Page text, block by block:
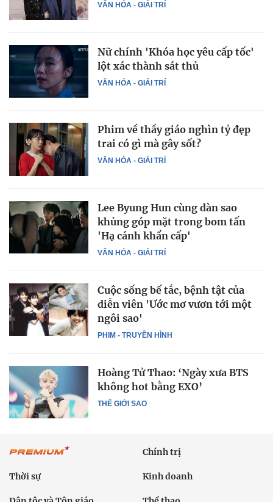
VĂN HÓA - GIẢI TRÍ
VĂN HÓA - GIẢI TRÍ
Nữ chính 'Khóa học yêu cấp tốc'
lột xác thành sát thủ
VĂN HÓA - GIẢI TRÍ
Phim về thầy giáo nghìn tỷ đẹp
trai có gì mà gây sốt?
VĂN HÓA - GIẢI TRÍ
Lee Byung Hun cùng dàn sao
khủng góp mặt trong bom tấn
'Hạ cánh khẩn cấp'
PHIM - TRUYỀN HÌNH
Cuộc sống bế tắc, bệnh tật của
diễn viên 'Ước mơ vươn tới một
ngôi sao'
THẾ GIỚI SAO
Hoàng Tử Thao: ‘Ngày xưa BTS
không hot bằng EXO’
Chính trị
Thời sự Kinh doanh